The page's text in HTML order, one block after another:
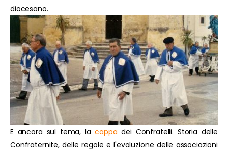
diocesano.
E ancora sul tema, lacappa dei Confratelli. Storia delle
Confraternite, delle regole e l'evoluzione delle associazioni